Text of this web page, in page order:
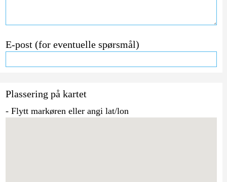
E-post (for eventuelle spørsmål)
Plassering på kartet
- Flytt markøren eller angi lat/lon